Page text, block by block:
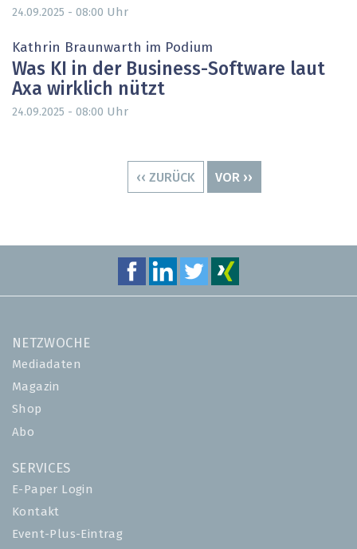
24.09.2025 - 08:00 Uhr
Kathrin Braunwarth im Podium
Was KI in der Business-Software laut
Axa wirklich nützt
24.09.2025 - 08:00 Uhr
VORHERIGE
‹‹ ZURÜCK
NÄCHSTE
VOR ››
NETZWOCHE
Mediadaten
Magazin
Shop
Abo
SERVICES
E-Paper Login
Kontakt
Event-Plus-Eintrag